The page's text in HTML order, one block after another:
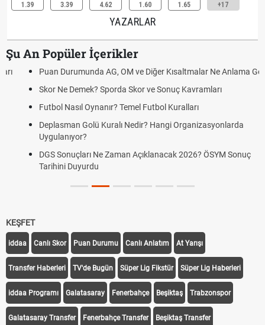
1.39
3.39
4.62
1.60
1.65
+17
YAZARLAR
Şu An Popüler İçerikler
Puan Durumunda AG, OM ve Diğer Kısaltmalar Ne Anlama Gelir?
Skor Ne Demek? Sporda Skor ve Sonuç Kavramları
Futbol Nasıl Oynanır? Temel Futbol Kuralları
Deplasman Golü Kuralı Nedir? Hangi Organizasyonlarda
Uygulanıyor?
DGS Sonuçları Ne Zaman Açıklanacak 2026? ÖSYM Sonuç
Tarihini Duyurdu
KEŞFET
iddaa Canlı Skor Puan Durumu Canlı Anlatım At Yarışı
Transfer Haberleri TV'de Bugün Süper Lig Fikstür Süper Lig Haberleri
iddaa Programı Galatasaray Fenerbahçe Beşiktaş Trabzonspor
Galatasaray Transfer Fenerbahçe Transfer Beşiktaş Transfer